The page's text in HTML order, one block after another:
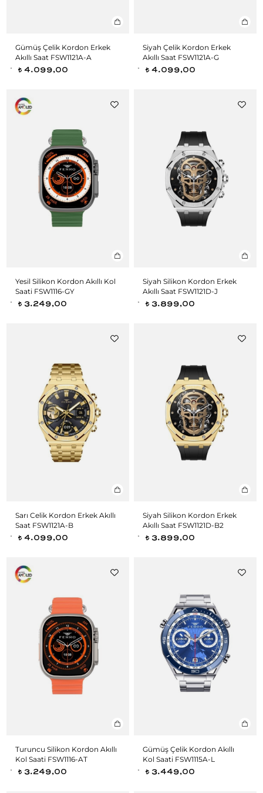
Gümüş Çelik Kordon Erkek
Akıllı Saat FSW1121A-A
t 4.099,00
Siyah Çelik Kordon Erkek
Akıllı Saat FSW1121A-G
t 4.099,00
Yesil Silikon Kordon Akıllı Kol
Saati FSW1116-GY
t 3.249,00
Siyah Silikon Kordon Erkek
Akıllı Saat FSW1121D-J
t 3.899,00
Sarı Celik Kordon Erkek Akıllı
Saat FSW1121A-B
t 4.099,00
Siyah Silikon Kordon Erkek
Akıllı Saat FSW1121D-B2
t 3.899,00
Turuncu Silikon Kordon Akıllı
Kol Saati FSW1116-AT
t 3.249,00
Gümüş Çelik Kordon Akıllı
Kol Saati FSW1115A-L
t 3.449,00